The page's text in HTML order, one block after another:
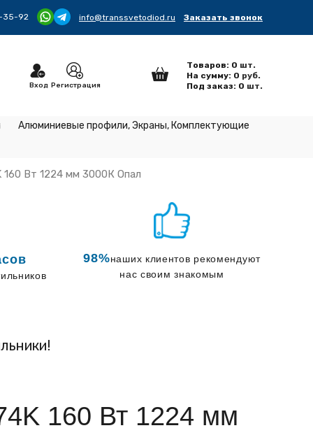
35-92 info@transsvetodiod.ru Заказать звонок
Вход Регистрация
Товаров: 0 шт.
На сумму: 0 руб.
Под заказ: 0 шт.
Алюминиевые профили, Экраны, Комплектующие
Вт 1224 мм 3000К Опал
98%наших клиентов рекомендуют
нас своим знакомым
160 Вт 1224 мм